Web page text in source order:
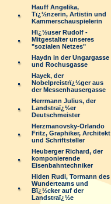
Hauff Angelika,
Tï¿½nzerin, Artistin und
Kammerschauspielerin
Hï¿½user Rudolf -
Mitgestalter unseres
"sozialen Netzes"
Haydn in der Ungargasse
und Rochusgasse
Hayek, der
Nobelpreistrï¿½ger aus
der Messenhausergasse
Herrmann Julius, der
Landstraï¿½er
Deutschmeister
Herzmanovsky-Orlando
Fritz, Graphiker, Architekt
und Schriftsteller
Heuberger Richard, der
komponierende
Eisenbahntechniker
Hiden Rudi, Tormann des
Wunderteams und
Bï¿½cker auf der
Landstraï¿½e